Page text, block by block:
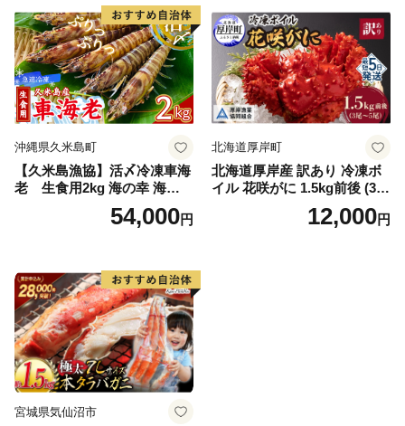
イル済み 冷凍 カニ 蟹 かに
カニ味噌 甲羅 お得 格安 小ぶ
り 解凍 カニ鍋 甲羅焼き 海鮮
返礼品 特産品 新鮮 濃厚 旨み
簡単調理 家庭用 ギフト グル
メ
沖縄県久米島町
【久米島漁協】活〆冷凍車海
老 生食用2kg 海の幸 海鮮
車えび クルマエビ 高級食材
生食 刺身 鮮度抜群 プリプリ
り物 お歳暮 お中元
54,000円
北海道厚岸町
北海道厚岸産 訳あり 冷凍ボ
イル 花咲がに 1.5kg前後 (3尾
～5尾入) 蟹 花咲ガニ 魚介類
魚介 [№5863-1090]12,000円
宮城県気仙沼市